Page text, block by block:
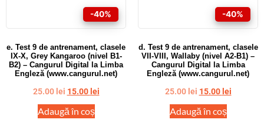
-40%
e. Test 9 de antrenament, clasele
IX-X, Grey Kangaroo (nivel B1-
B2) – Cangurul Digital la Limba
Engleză (www.cangurul.net)
25.00 lei 15.00 lei
Adaugă în coș
-40%
d. Test 9 de antrenament, clasele
VII-VIII, Wallaby (nivel A2-B1) –
Cangurul Digital la Limba
Engleză (www.cangurul.net)
25.00 lei 15.00 lei
Adaugă în coș